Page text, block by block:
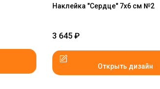
Наклейка "Сердце" 7x6 см №2
3 645 ₽
Открыть дизайн